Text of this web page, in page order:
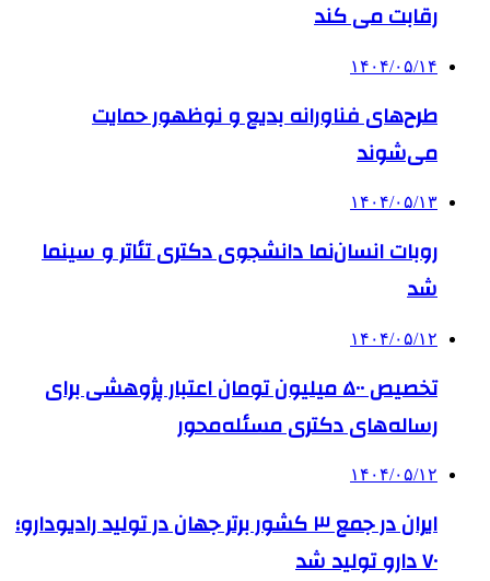
رقابت می کند
۱۴۰۴/۰۵/۱۴
طرح‌های فناورانه بدیع و نوظهور حمایت
می‌شوند
۱۴۰۴/۰۵/۱۳
روبات انسان‌نما دانشجوی دکتری تئاتر و سینما
شد
۱۴۰۴/۰۵/۱۲
تخصیص ۵۰۰ میلیون تومان اعتبار پژوهشی برای
رساله‌های دکتری مسئله‌محور
۱۴۰۴/۰۵/۱۲
ایران در جمع ۳ کشور برتر جهان در تولید رادیودارو؛
۷۰ دارو تولید شد